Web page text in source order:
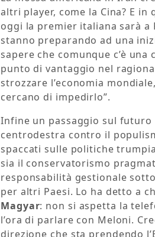
altri player, come la Cina? E
oggi la premier italiana sarà
stanno preparando ad una
sapere che comunque c’è
punto di vantaggio nel
strozzare l’economia
cercano di impedirlo”.
Infine un passaggio sul
centrodestra contro il
spaccati sulle politiche
sia il conservatorismo
responsabilità gestionale
per altri Paesi. Lo ha detto a
Magyar: non si aspetta la
l’ora di parlare con Meloni.
direzione che sta prendendo